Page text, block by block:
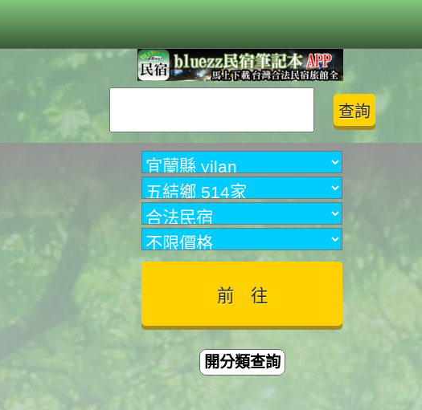
開分類查詢